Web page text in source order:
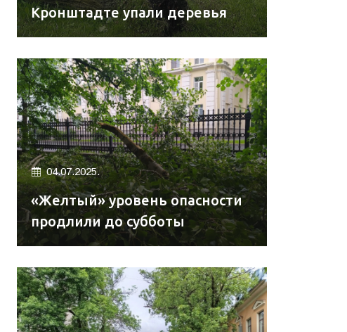
Кронштадте упали деревья
04.07.2025.
«Желтый» уровень опасности
продлили до субботы